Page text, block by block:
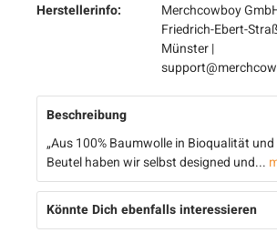
Herstellerinfo:
Merchcowboy
Friedrich-Ebert-
Münster |
Beschreibung
„Aus 100% Baumwolle in Bioqualität
Beutel haben wir selbst designed und...
Könnte Dich ebenfalls interessieren